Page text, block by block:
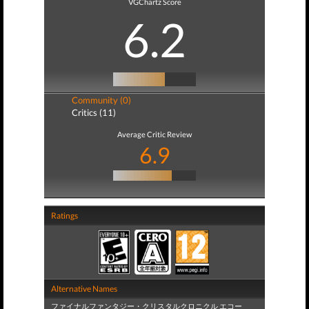
6.2
Community (0)
Critics (11)
Average Critic Review
6.9
Ratings
Alternative Names
ファイナルファンタジー・クリスタルクロニクル エコー